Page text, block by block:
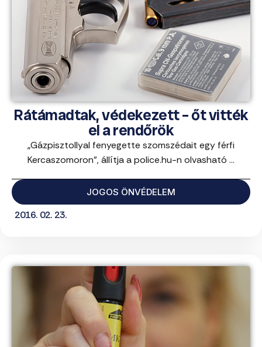
Rátámadtak, védekezett – őt vitték
el a rendőrök
„Gázpisztollyal fenyegette szomszédait egy férfi
Kercaszomoron”, állítja a police.hu-n olvasható ...
JOGOS ÖNVÉDELEM
2016. 02. 23.